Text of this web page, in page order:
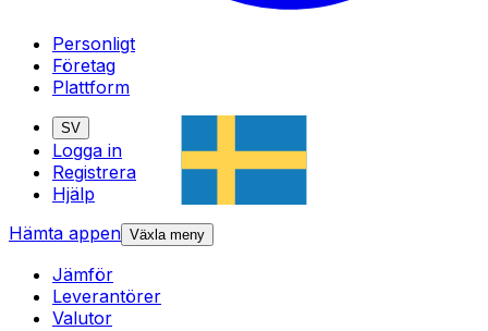
Personligt
Företag
Plattform
SV
Logga in
Registrera
Hjälp
Hämta appen Växla meny
Jämför
Leverantörer
Valutor